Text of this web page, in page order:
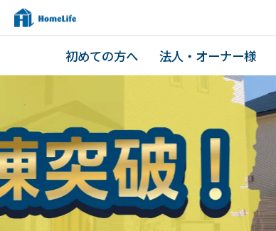
初めての方へ 法人・オーナー様